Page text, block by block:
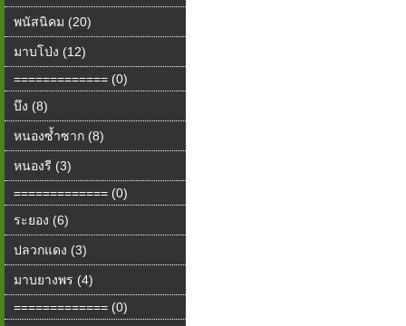
พนัสนิคม (20)
มาบโป่ง (12)
============= (0)
บึง (8)
หนองซ้ำซาก (8)
หนองรี (3)
============= (0)
ระยอง (6)
ปลวกแดง (3)
มาบยางพร (4)
============= (0)